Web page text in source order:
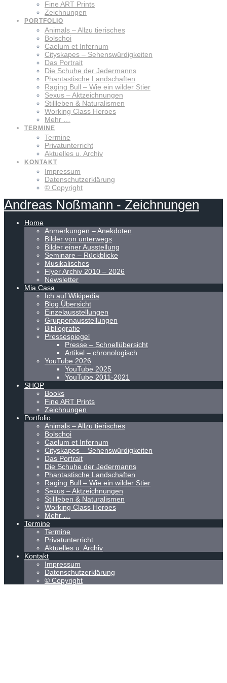
Fine ART Prints
Zeichnungen
PORTFOLIO
Animals – Allzu tierisches
Bolschoi
Caelum et Infernum
Cityskapes – Sehenswürdigkeiten
Das Portrait
Die Schuhe der Jedermanns
Phantastische Landschaften
Raging Bull – Wie ein wilder Stier
Sexus – Aktzeichnungen
Stillleben & Naturalismen
Working Class Heroes
Mehr …
TERMINE
Termine
Privatunterricht
Aktuelles u. Archiv
KONTAKT
Impressum
Datenschutzerklärung
© Copyright
Andreas Noßmann - Zeichnungen
Home
Anmerkungen – Anekdoten
Bilder von unterwegs
Bilder einer Ausstellung
Seminare – Rückblicke
Musikalisches
Flyer Archiv 2010 – 2026
Newsletter
Mia Casa
Ich auf Wikipedia
Blog Übersicht
Einzelausstellungen
Gruppenausstellungen
Bibliografie
Pressespiegel
Presse – Schnellübersicht
Artikel – chronologisch
YouTube 2026
YouTube 2025
YouTube 2011-2021
SHOP
Books
Fine ART Prints
Zeichnungen
Portfolio
Animals – Allzu tierisches
Bolschoi
Caelum et Infernum
Cityskapes – Sehenswürdigkeiten
Das Portrait
Die Schuhe der Jedermanns
Phantastische Landschaften
Raging Bull – Wie ein wilder Stier
Sexus – Aktzeichnungen
Stillleben & Naturalismen
Working Class Heroes
Mehr …
Termine
Termine
Privatunterricht
Aktuelles u. Archiv
Kontakt
Impressum
Datenschutzerklärung
© Copyright